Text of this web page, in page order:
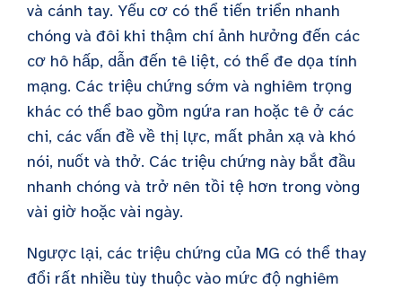
và cánh tay. Yếu cơ có thể tiến triển nhanh
chóng và đôi khi thậm chí ảnh hưởng đến các
cơ hô hấp, dẫn đến tê liệt, có thể đe dọa tính
mạng. Các triệu chứng sớm và nghiêm trọng
khác có thể bao gồm ngứa ran hoặc tê ở các
chi, các vấn đề về thị lực, mất phản xạ và khó
nói, nuốt và thở. Các triệu chứng này bắt đầu
nhanh chóng và trở nên tồi tệ hơn trong vòng
vài giờ hoặc vài ngày.
Ngược lại, các triệu chứng của MG có thể thay
đổi rất nhiều tùy thuộc vào mức độ nghiêm